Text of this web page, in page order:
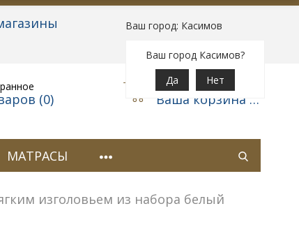
Ваш город: Касимов
Ваш город Касимов?
Да
Нет
Вход |Регистрация
(0)
Корзина
Ваша корзина пуста
МАТРАСЫ
изголовьем из набора белый